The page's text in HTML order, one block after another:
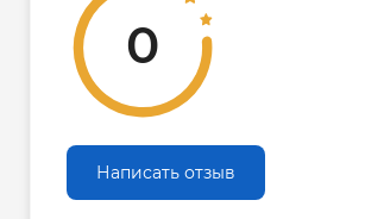
0
Написать отзыв